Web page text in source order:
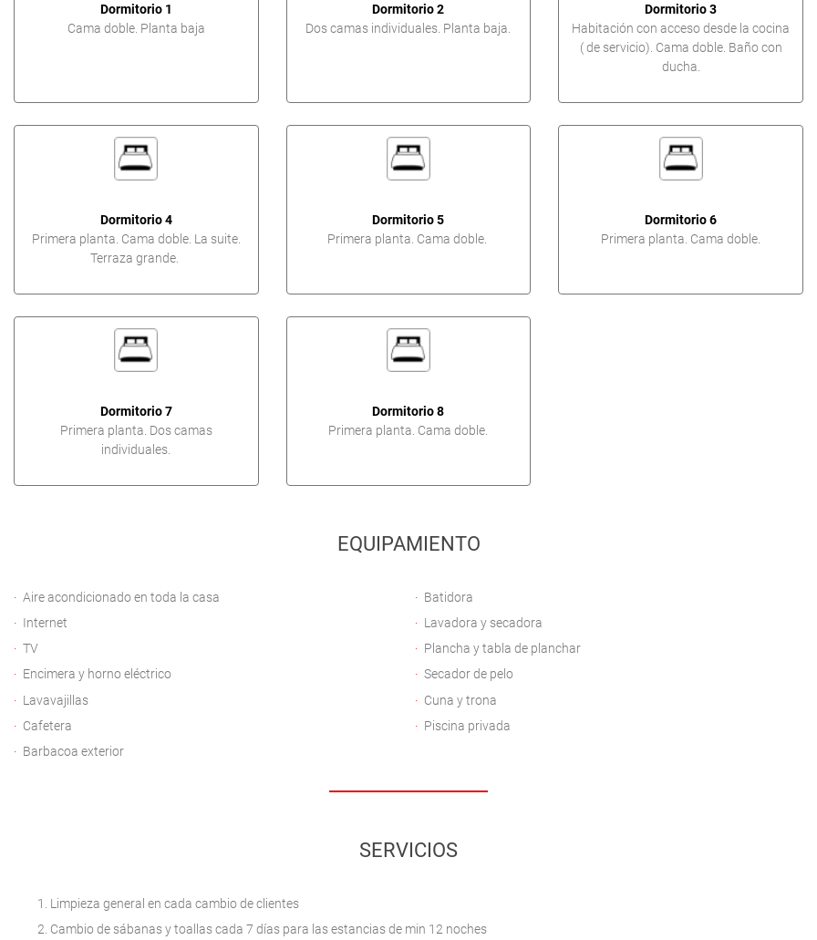
Dormitorio 1
Cama doble. Planta baja
Dormitorio 2
Dos camas individuales. Planta baja.
Dormitorio 3
Habitación con acceso desde la cocina
( de servicio). Cama doble. Baño con
ducha.
Dormitorio 4
Primera planta. Cama doble. La suite.
Terraza grande.
Dormitorio 5
Primera planta. Cama doble.
Dormitorio 6
Primera planta. Cama doble.
Dormitorio 7
Primera planta. Dos camas
individuales.
Dormitorio 8
Primera planta. Cama doble.
EQUIPAMIENTO
Aire acondicionado en toda la casa
Internet
TV
Encimera y horno eléctrico
Lavavajillas
Cafetera
Barbacoa exterior
Batidora
Lavadora y secadora
Plancha y tabla de planchar
Secador de pelo
Cuna y trona
Piscina privada
SERVICIOS
Limpieza general en cada cambio de clientes
Cambio de sábanas y toallas cada 7 días para las estancias de min 12 noches